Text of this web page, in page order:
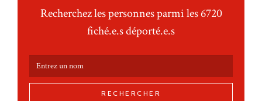
Recherchez les personnes parmi les 6720
fiché.e.s déporté.e.s
RECHERCHER